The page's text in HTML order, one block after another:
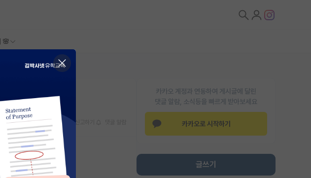
🌸
카카오 계정과 연동하여 게시글에 달린
댓글 알람, 소식등을 빠르게 받아보세요
카카오로 시작하기
글쓰기
스크랩 신고하기